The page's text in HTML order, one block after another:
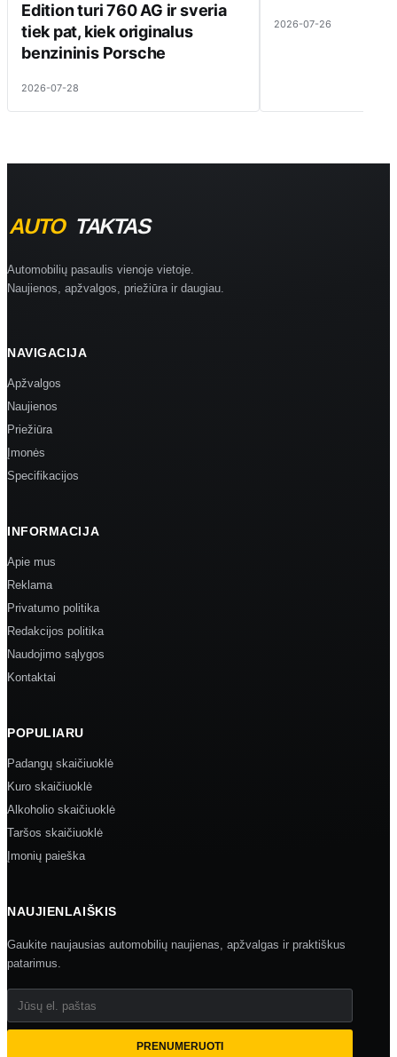
Edition turi 760 AG ir sveria
tiek pat, kiek originalus
benzininis Porsche
2026-07-28
2026-07-26
Automobilių pasaulis vienoje vietoje.
Naujienos, apžvalgos, priežiūra ir daugiau.
NAVIGACIJA
Apžvalgos
Naujienos
Priežiūra
Įmonės
Specifikacijos
INFORMACIJA
Apie mus
Reklama
Privatumo politika
Redakcijos politika
Naudojimo sąlygos
Kontaktai
POPULIARU
Padangų skaičiuoklė
Kuro skaičiuoklė
Alkoholio skaičiuoklė
Taršos skaičiuoklė
Įmonių paieška
NAUJIENLAIŠKIS
Gaukite naujausias automobilių naujienas, apžvalgas ir praktiškus
patarimus.
Jūsų el. paštas
PRENUMERUOTI